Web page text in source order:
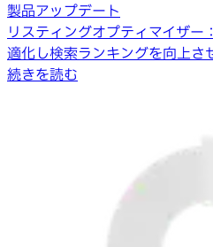
製品アップデート
リスティングオプティマイザ
適化し検索ランキングを向上さ
続きを読む